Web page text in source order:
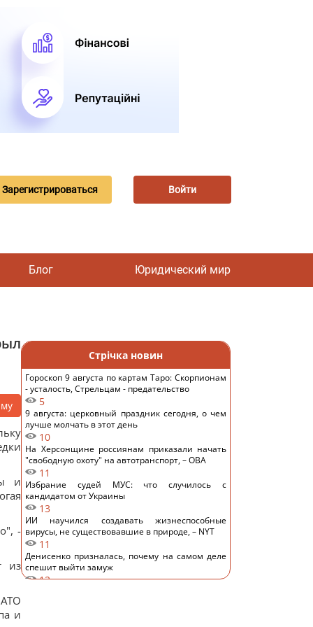
Зарегистрироваться Войти
Блог Юридический мир
и
-
из
и
Стрічка новин
Гороскоп 9 августа по картам Таро: Скорпионам
- усталость, Стрельцам - предательство
5
9 августа: церковный праздник сегодня, о чем
лучше молчать в этот день
10
На Херсонщине россиянам приказали начать
"свободную охоту" на автотранспорт, – ОВА
11
Избрание судей МУС: что случилось с
кандидатом от Украины
13
ИИ научился создавать жизнеспособные
вирусы, не существовавшие в природе, – NYT
11
Денисенко призналась, почему на самом деле
спешит выйти замуж
12